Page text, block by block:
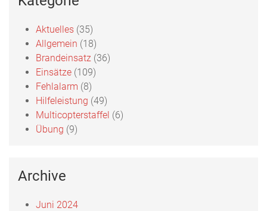
Aktuelles (35)
Allgemein (18)
Brandeinsatz (36)
Einsätze (109)
Fehlalarm (8)
Hilfeleistung (49)
Multicopterstaffel (6)
Übung (9)
Archive
Juni 2024